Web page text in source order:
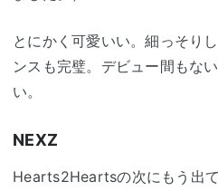
とにかく可愛いい。細っそり
ンスも完璧。デビュー間もな
い。
NEXZ
Hearts2Heartsの次にもう出